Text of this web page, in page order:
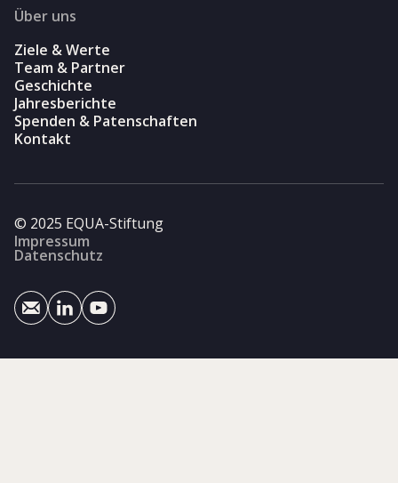
Über uns
Ziele & Werte
Team & Partner
Geschichte
Jahresberichte
Spenden & Patenschaften
Kontakt
© 2025 EQUA-Stiftung
Impressum
Datenschutz